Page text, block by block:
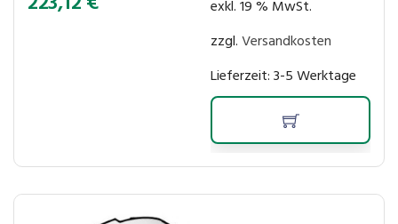
exkl. 19 % MwSt.
zzgl.Versandkosten
Lieferzeit:3-5 Werktage